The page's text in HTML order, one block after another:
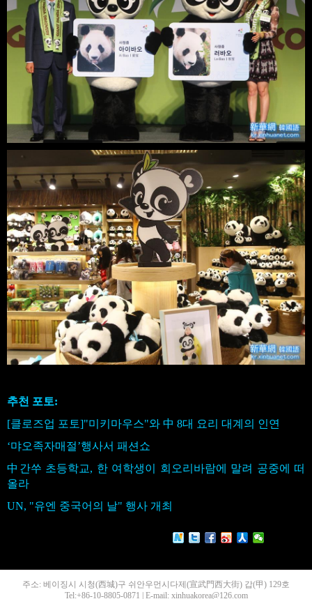
추천 포토:
[클로즈업 포토]"미키마우스"와 中 8대 요리 대계의 인연
‘먀오족자매절’행사서 패션쇼
中간쑤 초등학교, 한 여학생이 회오리바람에 말려 공중에 떠
올라
UN, "유엔 중국어의 날" 행사 개최
주소: 베이징시 시청(西城)구 쉬안우먼시다제(宣武門西大街) 갑(甲) 129호
Tel:+86-10-8805-0871 | E-mail: xinhuakorea@126.com